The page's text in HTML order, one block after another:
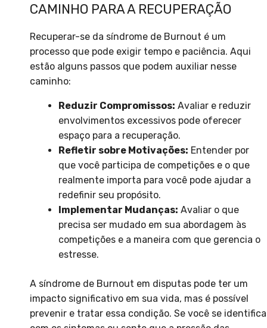
CAMINHO PARA A RECUPERAÇÃO
Recuperar-se da síndrome de Burnout é um
processo que pode exigir tempo e paciência. Aqui
estão alguns passos que podem auxiliar nesse
caminho:
Reduzir Compromissos: Avaliar e reduzir
envolvimentos excessivos pode oferecer
espaço para a recuperação.
Refletir sobre Motivações: Entender por
que você participa de competições e o que
realmente importa para você pode ajudar a
redefinir seu propósito.
Implementar Mudanças: Avaliar o que
precisa ser mudado em sua abordagem às
competições e a maneira com que gerencia o
estresse.
A síndrome de Burnout em disputas pode ter um
impacto significativo em sua vida, mas é possível
prevenir e tratar essa condição. Se você se identifica